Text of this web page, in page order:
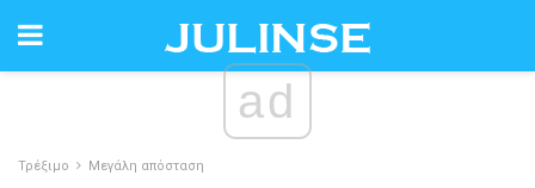
ad
Τρέξιμο Μεγάλη απόσταση